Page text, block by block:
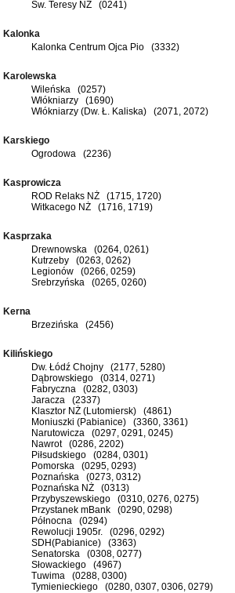
Św. Teresy NŻ (0241)
Kalonka
Kalonka Centrum Ojca Pio (3332)
Karolewska
Wileńska (0257)
Włókniarzy (1690)
Włókniarzy (Dw. Ł. Kaliska) (2071, 2072)
Karskiego
Ogrodowa (2236)
Kasprowicza
ROD Relaks NŻ (1715, 1720)
Witkacego NŻ (1716, 1719)
Kasprzaka
Drewnowska (0264, 0261)
Kutrzeby (0263, 0262)
Legionów (0266, 0259)
Srebrzyńska (0265, 0260)
Kerna
Brzezińska (2456)
Kilińskiego
Dw. Łódź Chojny (2177, 5280)
Dąbrowskiego (0314, 0271)
Fabryczna (0282, 0303)
Jaracza (2337)
Klasztor NŻ (Lutomiersk) (4861)
Moniuszki (Pabianice) (3360, 3361)
Narutowicza (0297, 0291, 0245)
Nawrot (0286, 2202)
Piłsudskiego (0284, 0301)
Pomorska (0295, 0293)
Poznańska (0273, 0312)
Poznańska NŻ (0313)
Przybyszewskiego (0310, 0276, 0275)
Przystanek mBank (0290, 0298)
Północna (0294)
Rewolucji 1905r. (0296, 0292)
SDH(Pabianice) (3363)
Senatorska (0308, 0277)
Słowackiego (4967)
Tuwima (0288, 0300)
Tymienieckiego (0280, 0307, 0306, 0279)